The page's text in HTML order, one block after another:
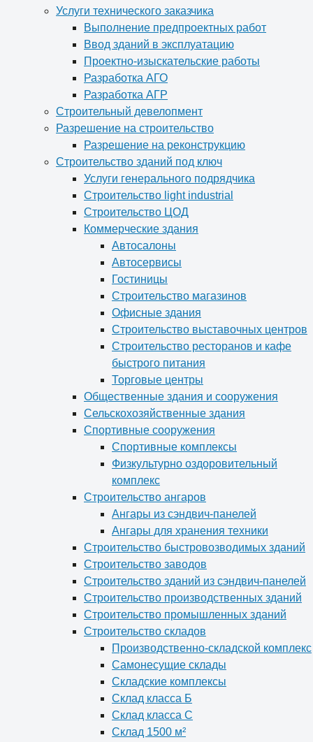
Услуги технического заказчика
Выполнение предпроектных работ
Ввод зданий в эксплуатацию
Проектно-изыскательские работы
Разработка АГО
Разработка АГР
Строительный девелопмент
Разрешение на строительство
Разрешение на реконструкцию
Строительство зданий под ключ
Услуги генерального подрядчика
Строительство light industrial
Строительство ЦОД
Коммерческие здания
Автосалоны
Автосервисы
Гостиницы
Строительство магазинов
Офисные здания
Строительство выставочных центров
Строительство ресторанов и кафе
быстрого питания
Торговые центры
Общественные здания и сооружения
Сельскохозяйственные здания
Спортивные сооружения
Спортивные комплексы
Физкультурно оздоровительный
комплекс
Строительство ангаров
Ангары из сэндвич-панелей
Ангары для хранения техники
Строительство быстровозводимых зданий
Строительство заводов
Строительство зданий из сэндвич-панелей
Строительство производственных зданий
Строительство промышленных зданий
Строительство складов
Производственно-складской комплекс
Самонесущие склады
Складские комплексы
Склад класса Б
Склад класса С
Склад 1500 м²